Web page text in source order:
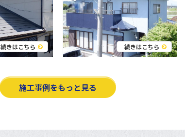
続きはこちら 続きはこちら
施工事例をもっと見る